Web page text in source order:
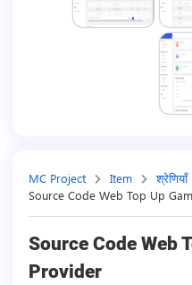
MC Project Item श्रेणियाँ
Source Code Web Top Up
Source Code Web
Provider